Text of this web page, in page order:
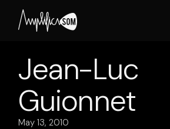
content
Jean-Luc
Guionnet
May 13, 2010